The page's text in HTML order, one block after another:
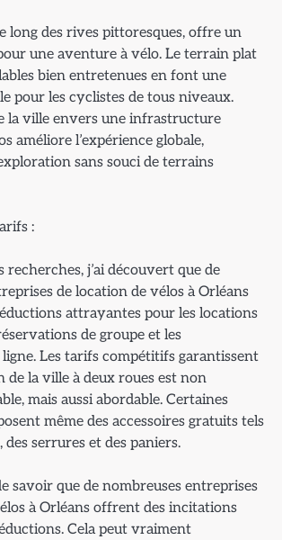
long des rives pittoresques, offre un
une aventure à vélo. Le terrain plat
bien entretenues en font une
pour les cyclistes de tous niveaux.
la ville envers une infrastructure
améliore l’expérience globale,
sans souci de terrains
:
recherches, j’ai découvert que de
de location de vélos à Orléans
attrayantes pour les locations
de groupe et les
Les tarifs compétitifs garantissent
de la ville à deux roues est non
mais aussi abordable. Certaines
même des accessoires gratuits tels
des serrures et des paniers.
savoir que de nombreuses entreprises
à Orléans offrent des incitations
Cela peut vraiment